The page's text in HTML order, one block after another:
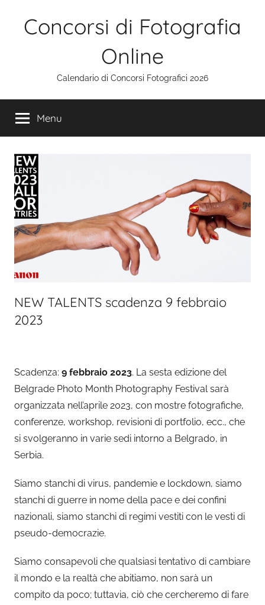
Concorsi di Fotografia
Online
Calendario di Concorsi Fotografici 2026
Menu
NEW TALENTS scadenza 9 febbraio
2023
Scadenza: 9 febbraio 2023. La sesta edizione del
Belgrade Photo Month Photography Festival sarà
organizzata nell’aprile 2023, con mostre fotografiche,
conferenze, workshop, revisioni di portfolio, ecc., che
si svolgeranno in varie sedi intorno a Belgrado, in
Serbia.
Siamo stanchi di virus, pandemie e lockdown, siamo
stanchi di guerre in nome della pace e dei confini
nazionali, siamo stanchi di regimi vestiti con le vesti di
pseudo-democrazie.
Siamo consapevoli che qualsiasi tentativo di cambiare
il mondo e la realtà che abitiamo, non sarà un
compito da poco; tuttavia, ciò che cercheremo di fare